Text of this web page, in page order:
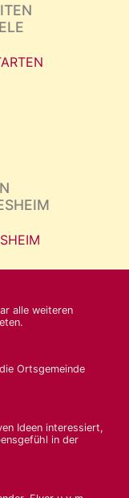
alle weiteren
Ortsgemeinde
Ideen interessiert,
in der